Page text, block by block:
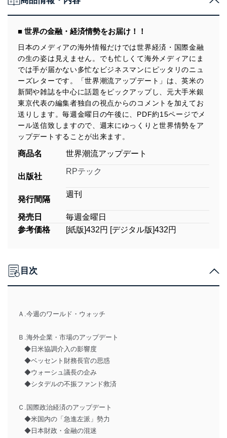
■ 世界の金融・経済情勢をお届け！！
日本のメディアの海外情報だけでは世界経済・国際金融
の生の姿は見えません。でも忙しくて海外メディアにま
では手が届かない多忙なビジネスマンにピッタリのニュ
ーズレターです。「世界潮流アップデート」は、英米の
新聞や雑誌を中心に話題をピックアップし、元大手米銀
東京代表の編集者独自の視点からのコメントを加えてお
送りします。毎週金曜日の午後に、PDF約15ページでメ
ール送信致しますので、週末にゆっくりと世界情勢をア
ップデートすることが出来ます。
商品名 世界潮流アップデート
出版社
RPテック
発行間隔
週刊
発売日
毎週金曜日
参考価格
[紙版]432円 [デジタル版]432円
目次
Ａ.今週のワールド・ウォッチ
Ｂ.海外企業・市場のアップデート
◆日米協調介入の影響度
◆ベッセント財務長官の思惑
◆ウォーシュ議長の企み
◆シタデルの不振ファンド救済
Ｃ.国際政治経済のアップデート
◆米国内の「急進左派」勢力
◆日本財政・金融の混迷